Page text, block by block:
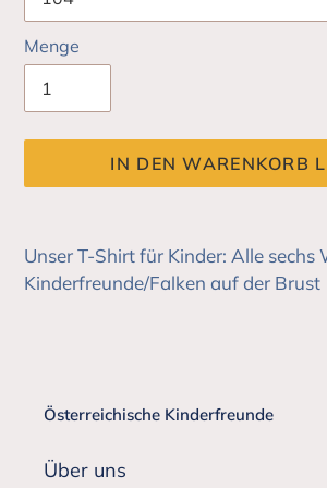
Menge
IN DEN WARENKORB
wird
zum
Unser T-Shirt für Kinder: Alle sechs
Kinderfreunde/Falken auf der Brust
Österreichische Kinderfreunde
Über uns